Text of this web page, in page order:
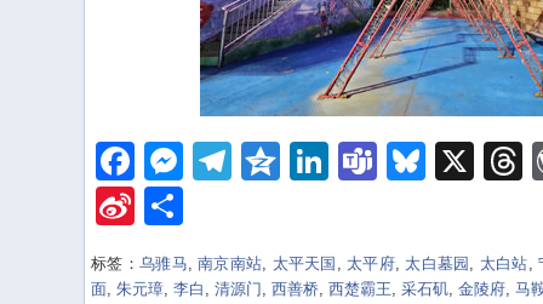
Facebook
Messenger
Telegram
Qzone
LinkedIn
TeamsX
Sina
Weibo
标签： 乌骓马,南京南站, 太平天国 , 太平府, 太白墓园 , 太白站,
面,朱元璋,李白 ,清源门,西善桥,西楚霸王,采石矶,金陵府,马